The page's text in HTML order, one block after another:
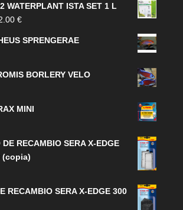
WATERPLANT ISTA SET 1 L
€.
€El
actual
132.00 €.
SPRENGERAE
BORLERY VELO
MINI
RECAMBIO SERA X-EDGE
(copia)
RECAMBIO SERA X-EDGE 300